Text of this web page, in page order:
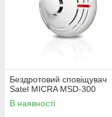
Бездротовий сповіщувач
Satel MICRA MSD-300
В наявності